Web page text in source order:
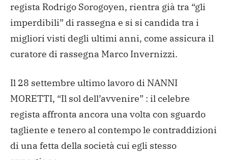
regista Rodrigo Sorogoyen, rientra già tra “gli
imperdibili” di rassegna e si si candida tra i
migliori visti degli ultimi anni, come assicura il
curatore di rassegna Marco Invernizzi.
Il 28 settembre ultimo lavoro di NANNI
MORETTI, “Il sol dell’avvenire” : il celebre
regista affronta ancora una volta con sguardo
tagliente e tenero al contempo le contraddizioni
di una fetta della società cui egli stesso